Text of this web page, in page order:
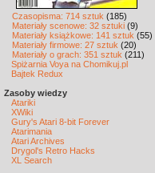
Czasopisma: 714 sztuk (185)
Materiały scenowe: 32 sztuki (9)
Materiały książkowe: 141 sztuk (55)
Materiały firmowe: 27 sztuk (20)
Materiały o grach: 351 sztuk (211)
Spiżarnia Voya na Chomikuj.pl
Bajtek Redux
Zasoby wiedzy
Atariki
XWiki
Gury's Atari 8-bit Forever
Atarimania
Atari Archives
Drygol's Retro Hacks
XL Search